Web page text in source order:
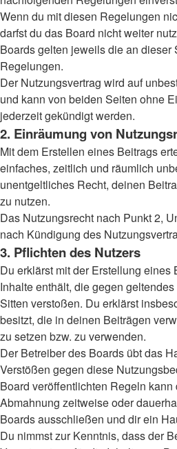
Wenn du mit diesen Regelungen
darfst du das Board nicht weiter
Boards gelten jeweils die an dieser
Regelungen.
Der Nutzungsvertrag wird auf
und kann von beiden Seiten ohne
jederzeit gekündigt werden.
2. Einräumung von
Mit dem Erstellen eines Beitrags
einfaches, zeitlich und räumlich
unentgeltliches Recht, deinen
zu nutzen.
Das Nutzungsrecht nach Punkt 2,
nach Kündigung des
3. Pflichten des Nutzers
Du erklärst mit der Erstellung eines
Inhalte enthält, die gegen
Sitten verstoßen. Du erklärst
besitzt, die in deinen Beiträgen
zu setzen bzw. zu verwenden.
Der Betreiber des Boards übt das
Verstößen gegen diese
Board veröffentlichten Regeln
Abmahnung zeitweise oder
Boards ausschließen und dir ein
Du nimmst zur Kenntnis, dass der